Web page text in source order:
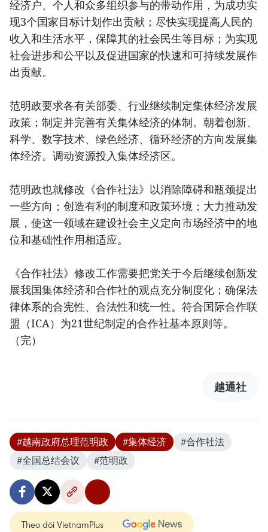
经济户、个人和众多组织参与的带动作用，为成功实
现3个国家目标计划作出贡献；尽快实现提高人民的
收入和生活水平，保障其的社会民生等目标；为实现
社会进步和公平以及促进国家的快速和可持续发展作
出贡献。
范明政要求各有关部委、行业继续制定集体经济发展
政策；制定并完善有关集体经济的体制。朝着创新、
科学、数字技术、绿色经济、循环经济的方向发展集
体经济。调动资源投入集体经济区。
范明政也就修改《合作社法》以消除障碍和瓶颈提出
一些方向；创造有利的制度和政策环境；大力推动发
展，使这一领域在建设社会主义定向市场经济中的地
位和基础性作用相适应。
《合作社法》修改工作需要把党关于今后继续创新发
展我国集体经济和合作社的观点充分制度化；确保法
律体系的合宪性、合法性和统一性。符合国际合作联
盟（ICA）为21世纪制定的合作社基本原则等。
（完）
越通社
#越南政府总理范明政 #集体经济
#合作社法
#全国总结会议
#范明政
Theo dõi VietnamPlus